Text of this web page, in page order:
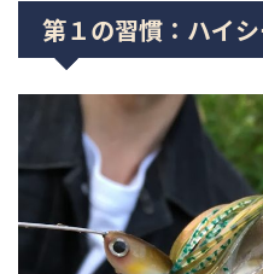
第１の習慣：ハイ